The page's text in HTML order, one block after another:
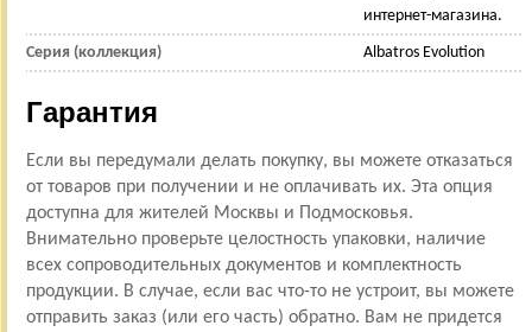
интернет-магазина.
Серия (коллекция) Albatros Evolution
Гарантия
Если вы передумали делать покупку, вы можете отказаться
от товаров при получении и не оплачивать их. Эта опция
доступна для жителей Москвы и Подмосковья.
Внимательно проверьте целостность упаковки, наличие
всех сопроводительных документов и комплектность
продукции. В случае, если вас что-то не устроит, вы можете
отправить заказ (или его часть) обратно. Вам не придется